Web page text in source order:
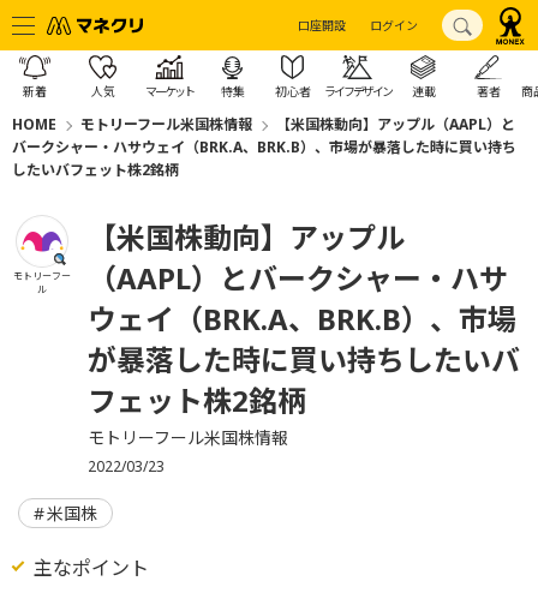
口座開設 ログイン
新着 人気 マーケット 特集 初心者 ライフデザイン 連載 著者 商
HOME モトリーフール米国株情報
【米国株動向】アップル（AAPL）と
バークシャー・ハサウェイ（BRK.A、BRK.B）、市場が暴落した時に買い持ち
したいバフェット株2銘柄
モトリーフー
ル
【米国株動向】アップル
（AAPL）とバークシャー・ハサ
ウェイ（BRK.A、BRK.B）、市場
が暴落した時に買い持ちしたいバ
フェット株2銘柄
モトリーフール米国株情報
2022/03/23
米国株
主なポイント